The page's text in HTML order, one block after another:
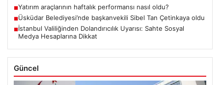
■Yatırım araçlarının haftalık performansı nasıl oldu?
■Üsküdar Belediyesi’nde başkanvekili Sibel Tan Çetinkaya oldu
■İstanbul Valiliğinden Dolandırıcılık Uyarısı: Sahte Sosyal
Medya Hesaplarına Dikkat
Güncel